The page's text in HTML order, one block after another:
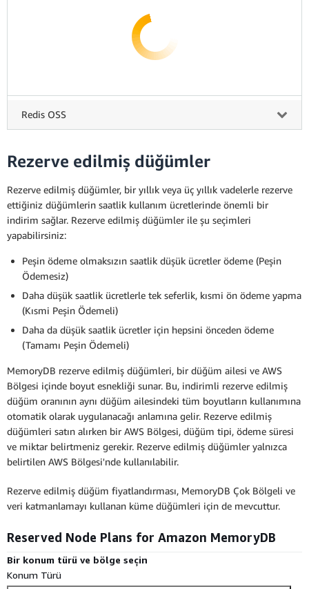
Redis OSS
Rezerve edilmiş düğümler
Rezerve edilmiş düğümler, bir yıllık veya üç yıllık vadelerle rezerve
ettiğiniz düğümlerin saatlik kullanım ücretlerinde önemli bir
indirim sağlar. Rezerve edilmiş düğümler ile şu seçimleri
yapabilirsiniz:
Peşin ödeme olmaksızın saatlik düşük ücretler ödeme (Peşin
Ödemesiz)
Daha düşük saatlik ücretlerle tek seferlik, kısmi ön ödeme yapma
(Kısmi Peşin Ödemeli)
Daha da düşük saatlik ücretler için hepsini önceden ödeme
(Tamamı Peşin Ödemeli)
MemoryDB rezerve edilmiş düğümleri, bir düğüm ailesi ve AWS
Bölgesi içinde boyut esnekliği sunar. Bu, indirimli rezerve edilmiş
düğüm oranının aynı düğüm ailesindeki tüm boyutların kullanımına
otomatik olarak uygulanacağı anlamına gelir. Rezerve edilmiş
düğümleri satın alırken bir AWS Bölgesi, düğüm tipi, ödeme süresi
ve miktar belirtmeniz gerekir. Rezerve edilmiş düğümler yalnızca
belirtilen AWS Bölgesi'nde kullanılabilir.
Rezerve edilmiş düğüm fiyatlandırması, MemoryDB Çok Bölgeli ve
veri katmanlamayı kullanan küme düğümleri için de mevcuttur.